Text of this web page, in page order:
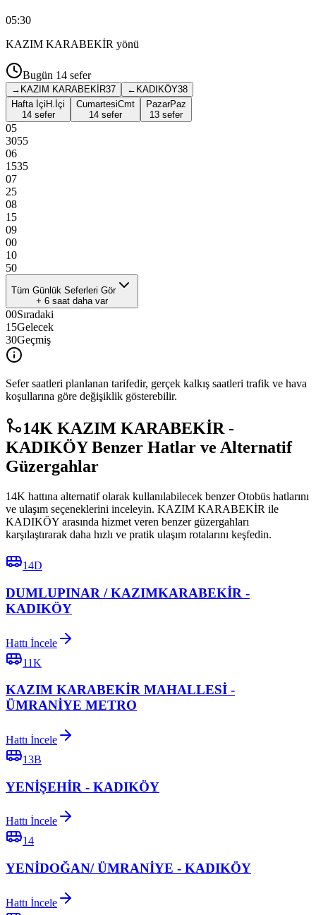
05:30
KAZIM KARABEKİR yönü
Bugün 14 sefer
→ KAZIM KARABEKİR37 ← KADIKÖY38
Hafta İçi H.İçi
14 sefer
CumartesiCmt
14 sefer
PazarPaz
13 sefer
05
3055
06
1535
07
25
08
15
09
00
10
50
Tüm Günlük Seferleri Gör
+ 6 saat daha var
00Sıradaki
15Gelecek
30Geçmiş
Sefer saatleri planlanan tarifedir, gerçek kalkış saatleri trafik ve hava
koşullarına göre değişiklik gösterebilir.
14K KAZIM KARABEKİR -
KADIKÖY Benzer Hatlar ve Alternatif
Güzergahlar
14K hattına alternatif olarak kullanılabilecek benzer Otobüs hatlarını
ve ulaşım seçeneklerini inceleyin. KAZIM KARABEKİR ile
KADIKÖY arasında hizmet veren benzer güzergahları
karşılaştırarak daha hızlı ve pratik ulaşım rotalarını keşfedin.
14D
DUMLUPINAR / KAZIMKARABEKİR -
KADIKÖY
Hattı İncele
11K
KAZIM KARABEKİR MAHALLESİ -
ÜMRANİYE METRO
Hattı İncele
13B
YENİŞEHİR - KADIKÖY
Hattı İncele
14
YENİDOĞAN/ ÜMRANİYE - KADIKÖY
Hattı İncele